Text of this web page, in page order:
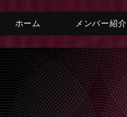
ホーム メンバー紹介